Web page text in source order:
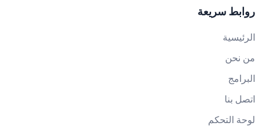
روابط سريعة
الرئيسية
من نحن
البرامج
اتصل بنا
لوحة التحكم